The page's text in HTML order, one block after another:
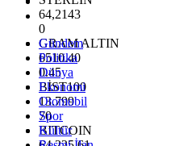
64,2143
0
GRAM ALTIN
6510.40
0.45
BİST100
13.799
70
BITCOIN
Gündem
Politika
Dünya
Ekonomi
Otomobil
Spor
Kültür